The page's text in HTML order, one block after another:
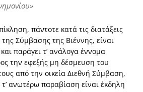
πάντοτε κατά τις διατάξεις
Σύμβασης της Βιέννης, είναι
παράγει τ’ ανάλογα έννομα
την εφεξής μη δέσμευση του
από την οικεία Διεθνή Σύμβαση,
ανωτέρω παραβίαση είναι έκδηλη